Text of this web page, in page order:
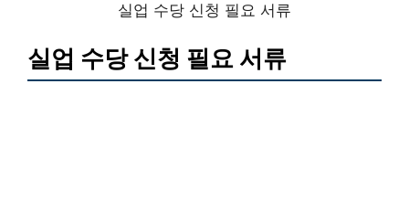
실업 수당 신청 필요 서류
실업 수당 신청 필요 서류